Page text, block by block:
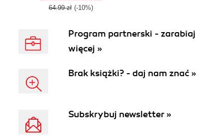
64.99 zł (-10%)
Program partnerski - zarabiaj
więcej »
Brak książki? - daj nam znać »
Subskrybuj newsletter »